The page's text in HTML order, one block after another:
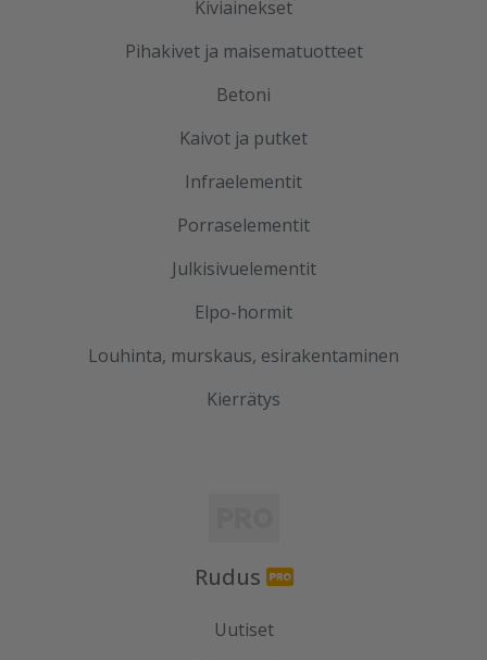
Kiviainekset
Pihakivet ja maisematuotteet
Betoni
Kaivot ja putket
Infraelementit
Porraselementit
Julkisivuelementit
Elpo-hormit
Louhinta, murskaus, esirakentaminen
Kierrätys
Rudus
Uutiset